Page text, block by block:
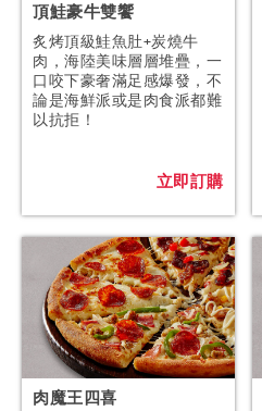
頂鮭豪牛雙饗
炙烤頂級鮭魚肚+炭燒牛
肉，海陸美味層層堆疊，一
口咬下豪奢滿足感爆發，不
論是海鮮派或是肉食派都難
以抗拒！
立即訂購
肉魔王四喜